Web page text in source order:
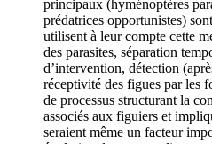
principaux (hyménoptères
prédatrices opportunistes)
utilisent à leur compte cette
des parasites, séparation
d’intervention, détection
réceptivité des figues par les
de processus structurant la
associés aux figuiers et
seraient même un facteur